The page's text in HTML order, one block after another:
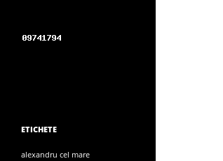
ETICHETE
alexandru cel mare